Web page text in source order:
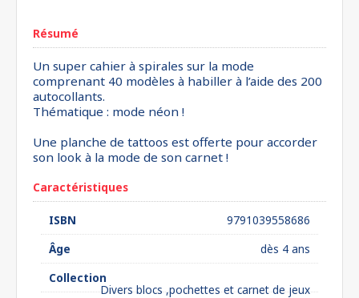
Résumé
Un super cahier à spirales sur la mode
comprenant 40 modèles à habiller à l’aide des 200
autocollants.
Thématique : mode néon !
Une planche de tattoos est offerte pour accorder
son look à la mode de son carnet !
Caractéristiques
ISBN
9791039558686
Âge
dès 4 ans
Collection
Divers blocs ,pochettes et carnet de jeux